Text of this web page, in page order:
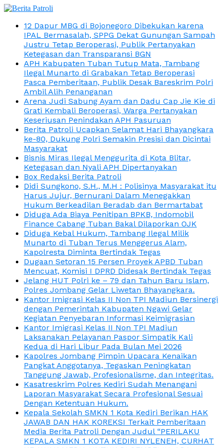
12 Dapur MBG di Bojonegoro Dibekukan karena
IPAL Bermasalah, SPPG Dekat Gunungan Sampah
Justru Tetap Beroperasi, Publik Pertanyakan
Ketegasan dan Transparansi BGN
APH Kabupaten Tuban Tutup Mata, Tambang
Ilegal Munarto di Grabakan Tetap Beroperasi
Pasca Pemberitaan, Publik Desak Bareskrim Polri
Ambil Alih Penanganan
Arena Judi Sabung Ayam dan Dadu Cap Jie Kie di
Grati Kembali Beroperasi, Warga Pertanyakan
Keseriusan Penindakan APH Pasuruan
Berita Patroli Ucapkan Selamat Hari Bhayangkara
ke-80, Dukung Polri Semakin Presisi dan Dicintai
Masyarakat
Bisnis Miras Ilegal Menggurita di Kota Blitar,
Ketegasan dan Nyali APH Dipertanyakan
Box Redaksi Berita Patroli
Didi Sungkono, S.H., M.H : Polisinya Masyarakat itu
Harus Jujur, Bernurani Dalam Menegakkan
Hukum Berkeadilan Beradab dan Bermartabat
Diduga Ada Biaya Penitipan BPKB, Indomobil
Finance Cabang Tuban Bakal Dilaporkan OJK
Diduga Kebal Hukum, Tambang Ilegal Milik
Munarto di Tuban Terus Menggerus Alam,
Kapolresta Diminta Bertindak Tegas
Dugaan Setoran 15 Persen Proyek APBD Tuban
Mencuat, Komisi I DPRD Didesak Bertindak Tegas
Jelang HUT Polri ke – 79 dan Tahun Baru Islam,
Polres Jombang Gelar Liwetan Bhayangkara.
Kantor Imigrasi Kelas II Non TPI Madiun Bersinergi
dengan Pemerintah Kabupaten Ngawi Gelar
Kegiatan Penyebaran Informasi Keimigrasian
Kantor Imigrasi Kelas II Non TPI Madiun
Laksanakan Pelayanan Paspor Simpatik Kali
Kedua di Hari Libur Pada Bulan Mei 2026
Kapolres Jombang Pimpin Upacara Kenaikan
Pangkat Anggotanya, Tegaskan Peningkatan
Tanggung Jawab, Profesionalisme, dan Integritas.
Kasatreskrim Polres Kediri Sudah Menangani
Laporan Masyarakat Secara Profesional Sesuai
Dengan Ketentuan Hukum.
Kepala Sekolah SMKN 1 Kota Kediri Berikan HAK
JAWAB DAN HAK KOREKSI Terkait Pemberitaan
Media Berita Patroli Dengan Judul “PERILAKU
KEPALA SMKN 1 KOTA KEDIRI NYLENEH, CURHAT